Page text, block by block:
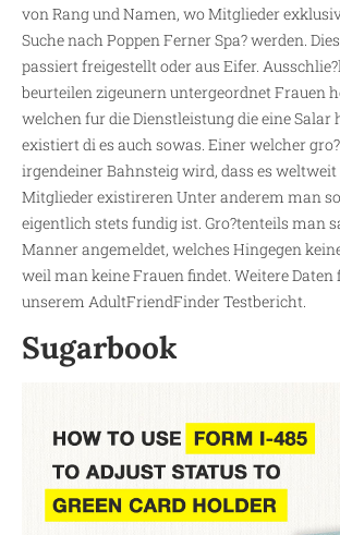
von Rang und Namen, wo Mitglieder
Suche nach Poppen Ferner Spa? werden.
passiert freigestellt oder aus Eifer.
beurteilen zigeunern untergeordnet Frauen
welchen fur die Dienstleistung die eine Salar
existiert di es auch sowas. Einer welcher
irgendeiner Bahnsteig wird, dass es
Mitglieder existireren Unter anderem man
eigentlich stets fundig ist. Gro?tenteils man
Manner angemeldet, welches Hingegen
weil man keine Frauen findet. Weitere Daten
unserem AdultFriendFinder Testbericht.
Sugarbook